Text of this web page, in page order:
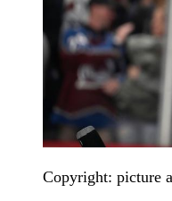
Copyright: picture